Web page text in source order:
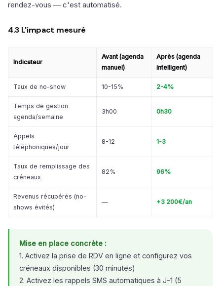
rendez-vous — c'est automatisé.
4.3 L'impact mesuré
Indicateur
Avant (agenda
manuel)
Après (agenda
intelligent)
Taux de no-show 10-15% 2-4%
Temps de gestion
agenda/semaine
3h00 0h30
Appels
téléphoniques/jour
8-12 1-3
Taux de remplissage des
créneaux
82% 96%
Revenus récupérés (no-
shows évités)
— +3 200€/an
Mise en place concrète :
1. Activez la prise de RDV en ligne et configurez vos
créneaux disponibles (30 minutes)
2. Activez les rappels SMS automatiques à J-1 (5